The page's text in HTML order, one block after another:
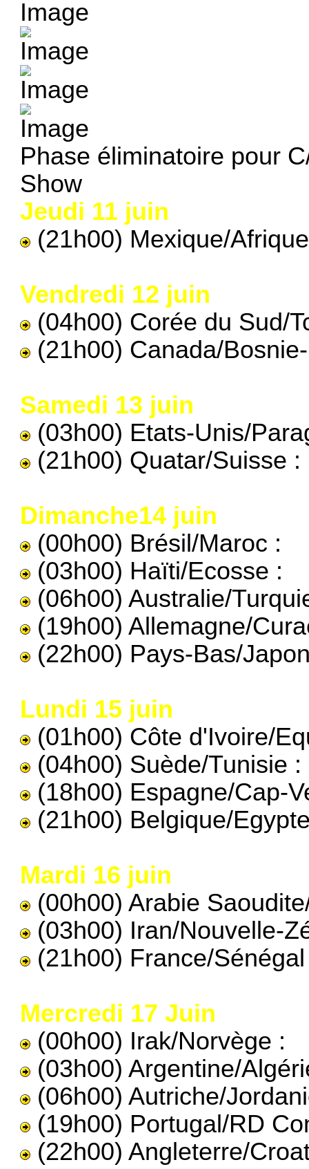
Phase éliminatoire pour
Show
Jeudi 11 juin
(21h00) Mexique/
Vendredi 12 juin
(04h00) Corée du Sud/
(21h00) Canada/
Samedi 13 juin
(03h00) Etats-Unis/
(21h00) Quatar/Suisse :
Dimanche14 juin
(00h00) Brésil/Maroc :
(03h00) Haïti/Ecosse :
(06h00) Australie/
(19h00) Allemagne/
(22h00) Pays-Bas/
Lundi 15 juin
(01h00) Côte d'Ivoire/
(04h00) Suède/Tunisie :
(18h00) Espagne/Cap-
(21h00) Belgique/
Mardi 16 juin
(00h00) Arabie
(03h00) Iran/Nouvelle-
(21h00) France/
Mercredi 17 Juin
(00h00) Irak/Norvège :
(03h00) Argentine/
(06h00) Autriche/
(19h00) Portugal/RD
(22h00) Angleterre/